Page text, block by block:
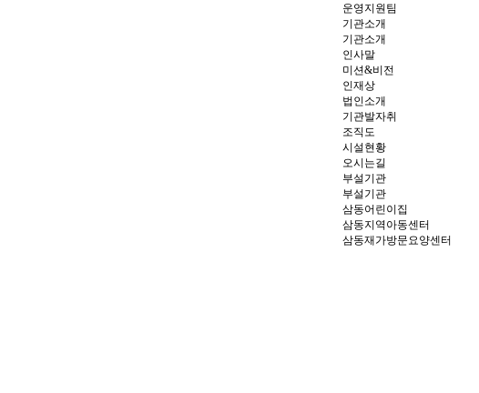
운영지원팀
기관소개
기관소개
인사말
미션&비전
인재상
법인소개
기관발자취
조직도
시설현황
오시는길
부설기관
부설기관
삼동어린이집
삼동지역아동센터
삼동재가방문요양센터